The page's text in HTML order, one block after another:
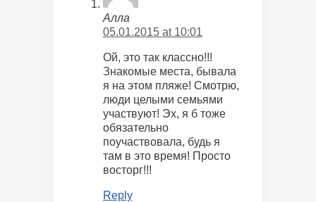
Алла
05.01.2015 at 10:01
Ой, это так классно!!!
Знакомые места, бывала
я на этом пляже! Смотрю,
люди целыми семьями
участвуют! Эх, я б тоже
обязательно
поучаствовала, будь я
там в это время! Просто
восторг!!!
Reply